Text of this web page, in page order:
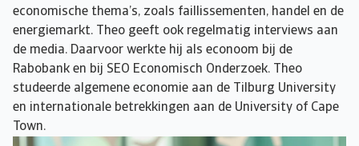
economische thema’s, zoals faillissementen, handel en de
energiemarkt. Theo geeft ook regelmatig interviews aan
de media. Daarvoor werkte hij als econoom bij de
Rabobank en bij SEO Economisch Onderzoek. Theo
studeerde algemene economie aan de Tilburg University
en internationale betrekkingen aan de University of Cape
Town.